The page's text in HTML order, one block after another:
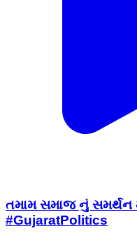
તમામ સમાજ નું સમર્થન
#GujaratPolitics